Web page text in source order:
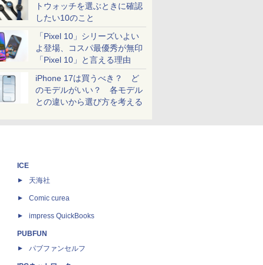
トウォッチを選ぶときに確認
したい10のこと
「Pixel 10」シリーズいよい
よ登場、コスパ最優秀が無印
「Pixel 10」と言える理由
iPhone 17は買うべき？ ど
のモデルがいい？ 各モデル
との違いから選び方を考える
ICE
天海社
Comic curea
impress QuickBooks
PUBFUN
パブファンセルフ